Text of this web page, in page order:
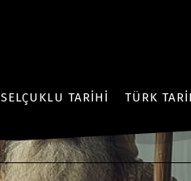
SELÇUKLU TARIHI TÜRK